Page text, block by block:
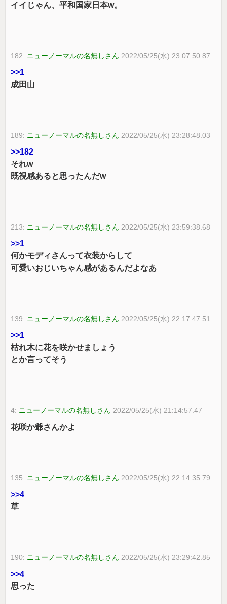
イイじゃん、平和国家日本w。
182: ニューノーマルの名無しさん 2022/05/25(水) 23:07:50.87
>>1
成田山
189: ニューノーマルの名無しさん 2022/05/25(水) 23:28:48.03
>>182
それw
既視感あると思ったんだw
213: ニューノーマルの名無しさん 2022/05/25(水) 23:59:38.68
>>1
何かモディさんって衣装からして
可愛いおじいちゃん感があるんだよなあ
139: ニューノーマルの名無しさん 2022/05/25(水) 22:17:47.51
>>1
枯れ木に花を咲かせましょう
とか言ってそう
4: ニューノーマルの名無しさん 2022/05/25(水) 21:14:57.47
花咲か爺さんかよ
135: ニューノーマルの名無しさん 2022/05/25(水) 22:14:35.79
>>4
草
190: ニューノーマルの名無しさん 2022/05/25(水) 23:29:42.85
>>4
思った